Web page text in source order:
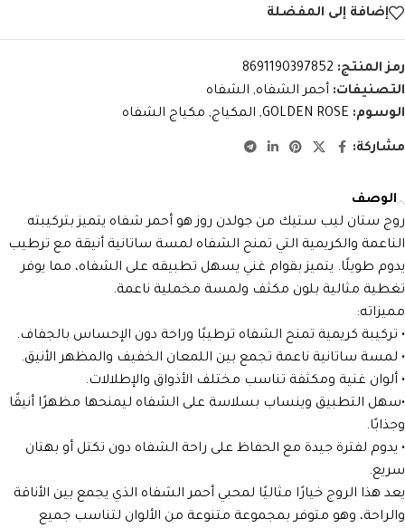
إضافة إلى المفضلة
رمز المنتج: 8691190397852
التصنيفات: أحمر الشفاه, الشفاه
الوسوم: GOLDEN ROSE
, المكياج, مكياج الشفاه
مشاركة:
الوصف
روج ستان ليب ستيك من جولدن روز هو أحمر شفاه يتميز بتركيبته
الناعمة والكريمية التي تمنح الشفاه لمسة ساتانية أنيقة مع ترطيب
يدوم طويلًا. يتميز بقوام غني يسهل تطبيقه على الشفاه، مما يوفر
تغطية مثالية بلون مكثف ولمسة مخملية ناعمة.
مميزاته:
• تركيبة كريمية تمنح الشفاه ترطيبًا وراحة دون الإحساس بالجفاف.
• لمسة ساتانية ناعمة تجمع بين اللمعان الخفيف والمظهر الأنيق.
• ألوان غنية ومكثفة تناسب مختلف الأذواق والإطلالات.
•سهل التطبيق وينساب بسلاسة على الشفاه ليمنحها مظهرًا أنيقًا
وجذابًا.
• يدوم لفترة جيدة مع الحفاظ على راحة الشفاه دون تكتل أو بهتان
سريع.
يعد هذا الروج خيارًا مثاليًا لمحبي أحمر الشفاه الذي يجمع بين الأناقة
والراحة، وهو متوفر بمجموعة متنوعة من الألوان لتناسب جميع